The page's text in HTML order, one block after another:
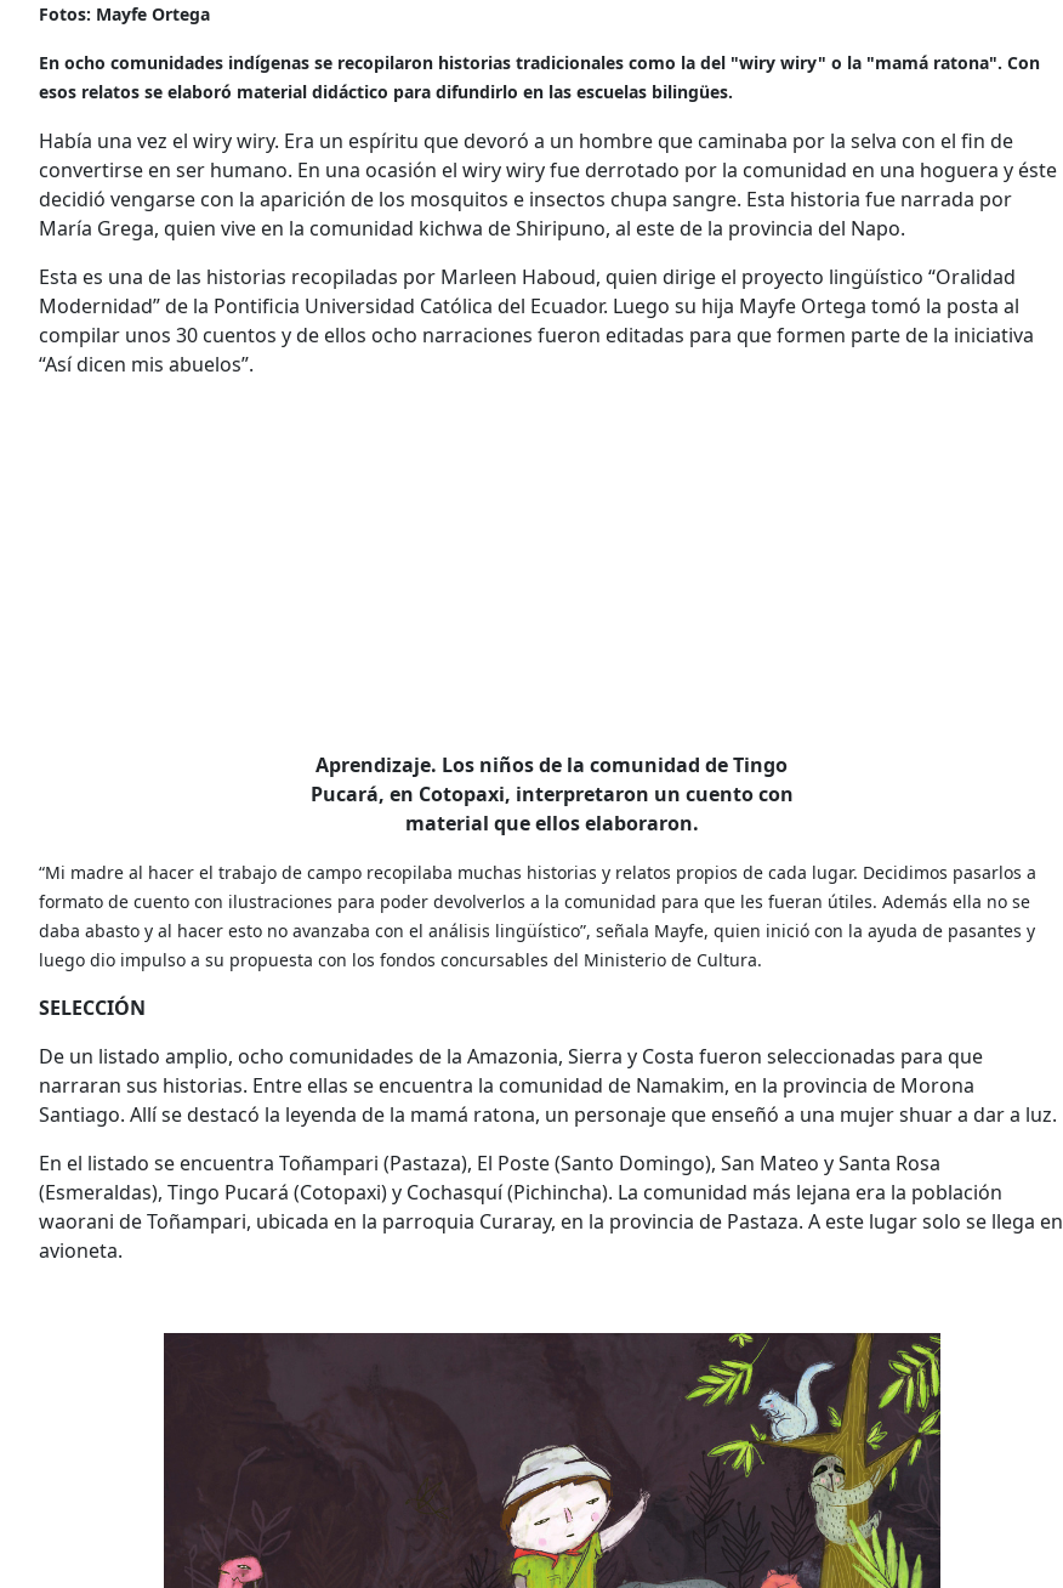
Fotos: Mayfe Ortega
En ocho comunidades indígenas se recopilaron historias tradicionales como la del "wiry wiry" o la "mamá ratona". Con
esos relatos se elaboró material didáctico para difundirlo en las escuelas bilingües.
Había una vez el wiry wiry. Era un espíritu que devoró a un hombre que caminaba por la selva con el fin de
convertirse en ser humano. En una ocasión el wiry wiry fue derrotado por la comunidad en una hoguera y éste
decidió vengarse con la aparición de los mosquitos e insectos chupa sangre. Esta historia fue narrada por
María Grega, quien vive en la comunidad kichwa de Shiripuno, al este de la provincia del Napo.
Esta es una de las historias recopiladas por Marleen Haboud, quien dirige el proyecto lingüístico “Oralidad
Modernidad” de la Pontificia Universidad Católica del Ecuador. Luego su hija Mayfe Ortega tomó la posta al
compilar unos 30 cuentos y de ellos ocho narraciones fueron editadas para que formen parte de la iniciativa
“Así dicen mis abuelos”.
Aprendizaje. Los niños de la comunidad de Tingo
Pucará, en Cotopaxi, interpretaron un cuento con
material que ellos elaboraron.
“Mi madre al hacer el trabajo de campo recopilaba muchas historias y relatos propios de cada lugar. Decidimos pasarlos a
formato de cuento con ilustraciones para poder devolverlos a la comunidad para que les fueran útiles. Además ella no se
daba abasto y al hacer esto no avanzaba con el análisis lingüístico”, señala Mayfe, quien inició con la ayuda de pasantes y
luego dio impulso a su propuesta con los fondos concursables del Ministerio de Cultura.
SELECCIÓN
De un listado amplio, ocho comunidades de la Amazonia, Sierra y Costa fueron seleccionadas para que
narraran sus historias. Entre ellas se encuentra la comunidad de Namakim, en la provincia de Morona
Santiago. Allí se destacó la leyenda de la mamá ratona, un personaje que enseñó a una mujer shuar a dar a luz.
En el listado se encuentra Toñampari (Pastaza), El Poste (Santo Domingo), San Mateo y Santa Rosa
(Esmeraldas), Tingo Pucará (Cotopaxi) y Cochasquí (Pichincha). La comunidad más lejana era la población
waorani de Toñampari, ubicada en la parroquia Curaray, en la provincia de Pastaza. A este lugar solo se llega en
avioneta.